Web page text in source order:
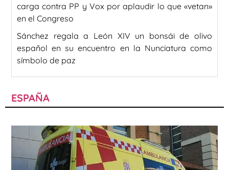
carga contra PP y Vox por aplaudir lo que «vetan»
en el Congreso
Sánchez regala a León XIV un bonsái de olivo
español en su encuentro en la Nunciatura como
símbolo de paz
ESPAÑA